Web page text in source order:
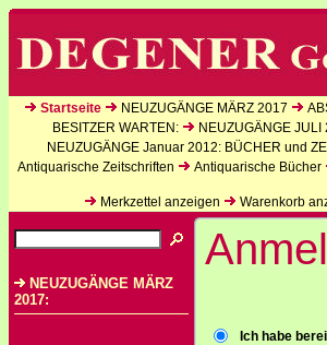
Startseite NEUZUGÄNGE MÄRZ 2017
BESITZER WARTEN:
NEUZUGÄNGE JULI
NEUZUGÄNGE Januar 2012: BÜCHER und
Antiquarische Zeitschriften
Antiquarische Bücher
Merkzettel anzeigen
Warenkorb
NEUZUGÄNGE MÄRZ
2017:
Ich habe